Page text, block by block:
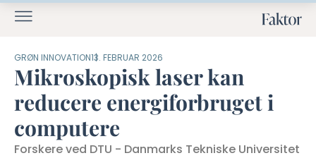
GRØN INNOVATION13. FEBRUAR 2026
Mikroskopisk laser kan
reducere energiforbruget i
computere
Forskere ved DTU - Danmarks Tekniske Universitet